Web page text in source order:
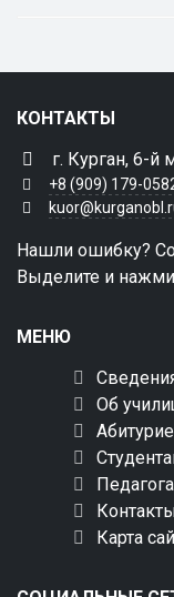
КОНТАКТЫ
г. Курган, 6-й
+8 (909) 179-
Нашли ошибку?
Выделите и
МЕНЮ
Об
Карта